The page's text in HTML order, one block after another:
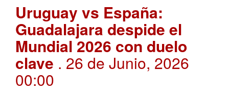
Uruguay vs España:
Guadalajara despide el
Mundial 2026 con duelo
clave . 26 de Junio, 2026
00:00